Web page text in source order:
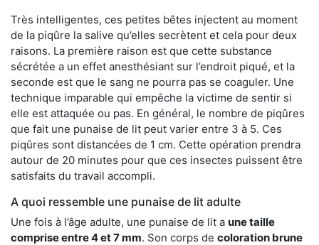
Très intelligentes, ces petites bêtes injectent au moment
de la piqûre la salive qu’elles secrètent et cela pour deux
raisons. La première raison est que cette substance
sécrétée a un effet anesthésiant sur l’endroit piqué, et la
seconde est que le sang ne pourra pas se coaguler. Une
technique imparable qui empêche la victime de sentir si
elle est attaquée ou pas. En général, le nombre de piqûres
que fait une punaise de lit peut varier entre 3 à 5. Ces
piqûres sont distancées de 1 cm. Cette opération prendra
autour de 20 minutes pour que ces insectes puissent être
satisfaits du travail accompli.
A quoi ressemble une punaise de lit adulte
Une fois à l’âge adulte, une punaise de lit a une taille
comprise entre 4 et 7 mm. Son corps de coloration brune